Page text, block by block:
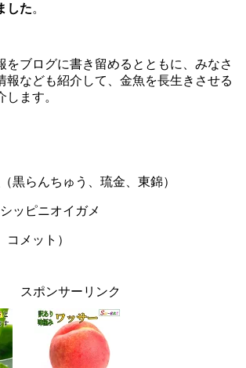
した。
をブログに書き留めるとともに、みなさ
報なども紹介して、金魚を長生きさせる
ます。
黒らんちゅう、琉金、東錦）
ッピニオイガメ
メット）
スポンサーリンク